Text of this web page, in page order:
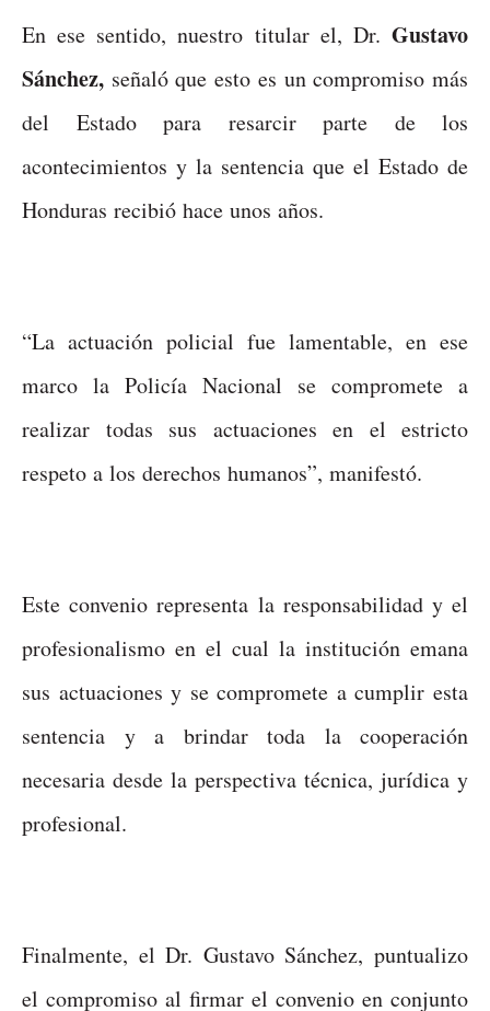
En ese sentido, nuestro titular el, Dr. Gustavo
Sánchez, señaló que esto es un compromiso más
del Estado para resarcir parte de los
acontecimientos y la sentencia que el Estado de
Honduras recibió hace unos años.
“La actuación policial fue lamentable, en ese
marco la Policía Nacional se compromete a
realizar todas sus actuaciones en el estricto
respeto a los derechos humanos”, manifestó.
Este convenio representa la responsabilidad y el
profesionalismo en el cual la institución emana
sus actuaciones y se compromete a cumplir esta
sentencia y a brindar toda la cooperación
necesaria desde la perspectiva técnica, jurídica y
profesional.
Finalmente, el Dr. Gustavo Sánchez, puntualizo
el compromiso al firmar el convenio en conjunto